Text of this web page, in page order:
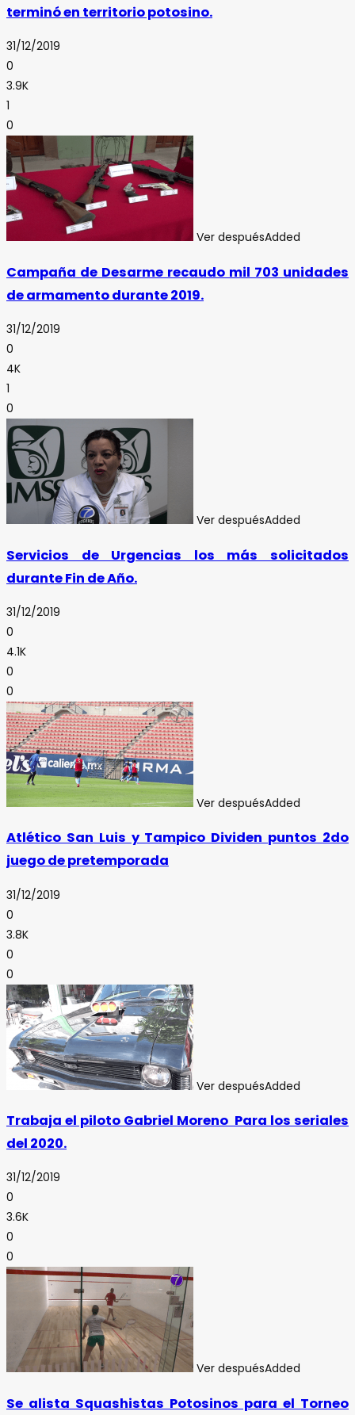
terminó en territorio potosino.
31/12/2019
0
3.9K
1
0
Ver despuésAdded
Campaña de Desarme recaudo mil 703 unidades
de armamento durante 2019.
31/12/2019
0
4K
1
0
Ver despuésAdded
Servicios de Urgencias los más solicitados
durante Fin de Año.
31/12/2019
0
4.1K
0
0
Ver despuésAdded
Atlético San Luis y Tampico Dividen puntos 2do
juego de pretemporada
31/12/2019
0
3.8K
0
0
Ver despuésAdded
Trabaja el piloto Gabriel Moreno Para los seriales
del 2020.
31/12/2019
0
3.6K
0
0
Ver despuésAdded
Se alista Squashistas Potosinos para el Torneo